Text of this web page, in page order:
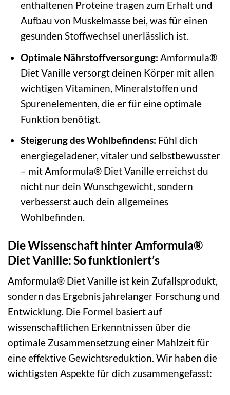
enthaltenen Proteine tragen zum Erhalt und
Aufbau von Muskelmasse bei, was für einen
gesunden Stoffwechsel unerlässlich ist.
Optimale Nährstoffversorgung: Amformula®
Diet Vanille versorgt deinen Körper mit allen
wichtigen Vitaminen, Mineralstoffen und
Spurenelementen, die er für eine optimale
Funktion benötigt.
Steigerung des Wohlbefindens: Fühl dich
energiegeladener, vitaler und selbstbewusster
– mit Amformula® Diet Vanille erreichst du
nicht nur dein Wunschgewicht, sondern
verbesserst auch dein allgemeines
Wohlbefinden.
Die Wissenschaft hinter Amformula®
Diet Vanille: So funktioniert’s
Amformula® Diet Vanille ist kein Zufallsprodukt,
sondern das Ergebnis jahrelanger Forschung und
Entwicklung. Die Formel basiert auf
wissenschaftlichen Erkenntnissen über die
optimale Zusammensetzung einer Mahlzeit für
eine effektive Gewichtsreduktion. Wir haben die
wichtigsten Aspekte für dich zusammengefasst: